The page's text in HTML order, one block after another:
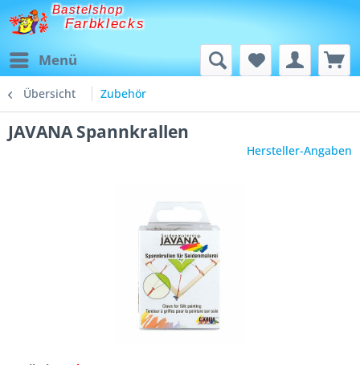
Bastelshop
Farbklecks
Menü
Übersicht Zubehör
JAVANA Spannkrallen
Hersteller-Angaben